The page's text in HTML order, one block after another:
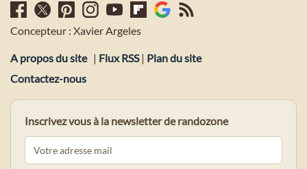
Concepteur : Xavier Argeles
A propos du site | Flux RSS| Plan du site
Contactez-nous
Inscrivez vous à la newsletter de randozone